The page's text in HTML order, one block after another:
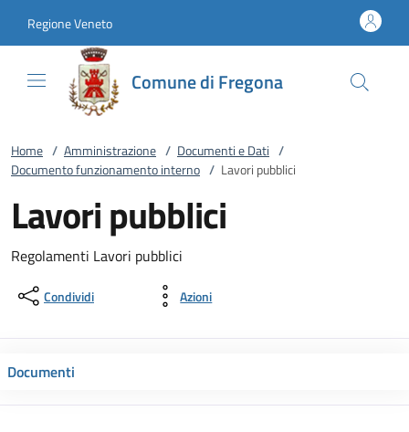
Regione Veneto
Comune di Fregona
Home / Amministrazione / Documenti e Dati /
Documento funzionamento interno / Lavori pubblici
Lavori pubblici
Regolamenti Lavori pubblici
Condividi Azioni
Documenti